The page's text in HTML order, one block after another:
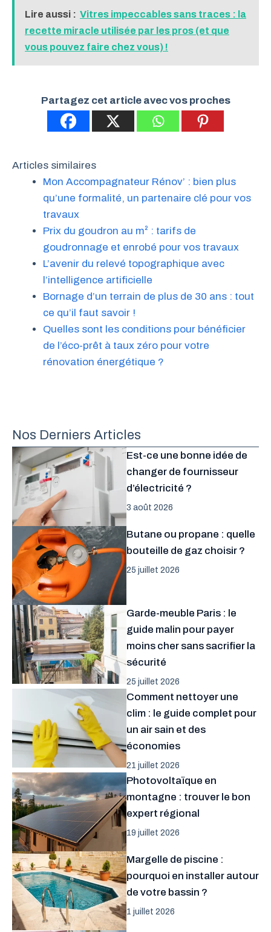
Lire aussi : Vitres impeccables sans traces : la
recette miracle utilisée par les pros (et que
vous pouvez faire chez vous) !
Partagez cet article avec vos proches
Articles similaires
Mon Accompagnateur Rénov’ : bien plus
qu’une formalité, un partenaire clé pour vos
travaux
Prix du goudron au m² : tarifs de
goudronnage et enrobé pour vos travaux
L’avenir du relevé topographique avec
l’intelligence artificielle
Bornage d’un terrain de plus de 30 ans : tout
ce qu’il faut savoir !
Quelles sont les conditions pour bénéficier
de l’éco-prêt à taux zéro pour votre
rénovation énergétique ?
Nos Derniers Articles
Est-ce une bonne idée de
changer de fournisseur
d’électricité ?
3 août 2026
Butane ou propane : quelle
bouteille de gaz choisir ?
25 juillet 2026
Garde-meuble Paris : le
guide malin pour payer
moins cher sans sacrifier la
sécurité
25 juillet 2026
Comment nettoyer une
clim : le guide complet pour
un air sain et des
économies
21 juillet 2026
Photovoltaïque en
montagne : trouver le bon
expert régional
19 juillet 2026
Margelle de piscine :
pourquoi en installer autour
de votre bassin ?
1 juillet 2026